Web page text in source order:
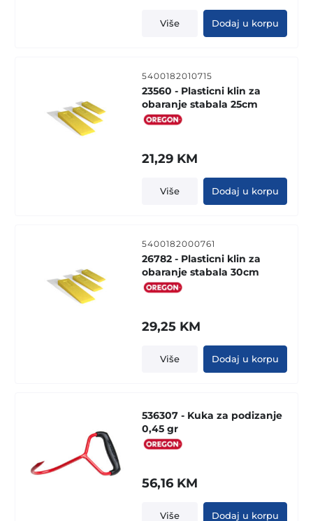
Više Dodaj u korpu
5400182010715
23560 - Plasticni klin za
obaranje stabala 25cm
21,29 KM
Više Dodaj u korpu
5400182000761
26782 - Plasticni klin za
obaranje stabala 30cm
29,25 KM
Više Dodaj u korpu
536307 - Kuka za podizanje
0,45 gr
56,16 KM
Više Dodaj u korpu